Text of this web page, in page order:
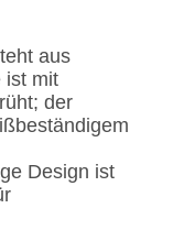
aus
ist mit
der
Design ist